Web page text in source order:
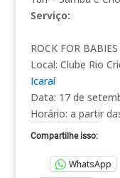
Serviço:
ROCK FOR
Local: Clube Rio
Icaraí
Data: 17 de
Horário: a partir
Compartilhe isso:
WhatsApp